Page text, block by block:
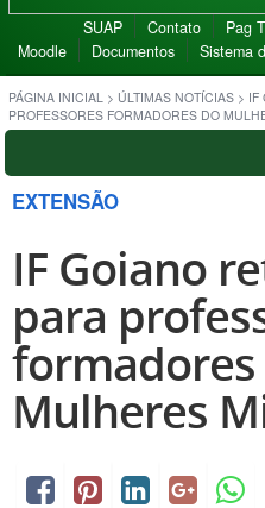
SUAP Contato Pag
Moodle
Documentos Sistema
PÁGINA INICIAL > ÚLTIMAS NOTÍCIAS > IF
PROFESSORES FORMADORES DO
EXTENSÃO
IF Goiano
para
Mulheres